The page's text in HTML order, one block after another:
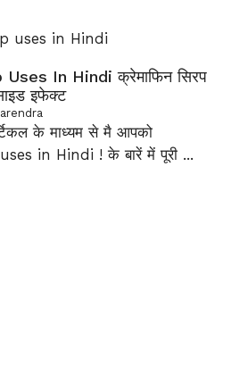
In Hindi क्रेमाफिन सिरप
इफेक्ट
के माध्यम से मै आपको
in Hindi ! के बारें में पूरी ...